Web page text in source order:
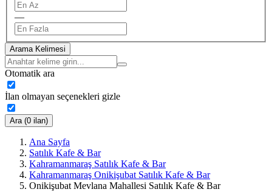
—
Arama Kelimesi
Otomatik ara
İlan olmayan seçenekleri gizle
Ara (0 ilan)
Ana Sayfa
Satılık Kafe & Bar
Kahramanmaraş Satılık Kafe & Bar
Kahramanmaraş Onikişubat Satılık Kafe & Bar
Onikişubat Mevlana Mahallesi Satılık Kafe & Bar